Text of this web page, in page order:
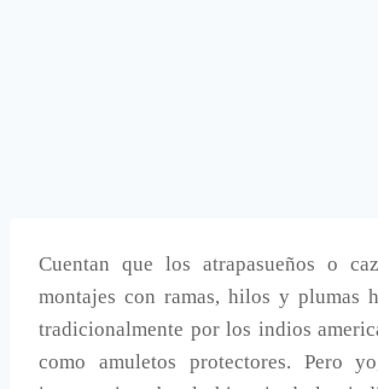
Cuentan que los atrapasueños o
montajes con ramas, hilos y plumas
tradicionalmente por los indios
como amuletos protectores. Pero